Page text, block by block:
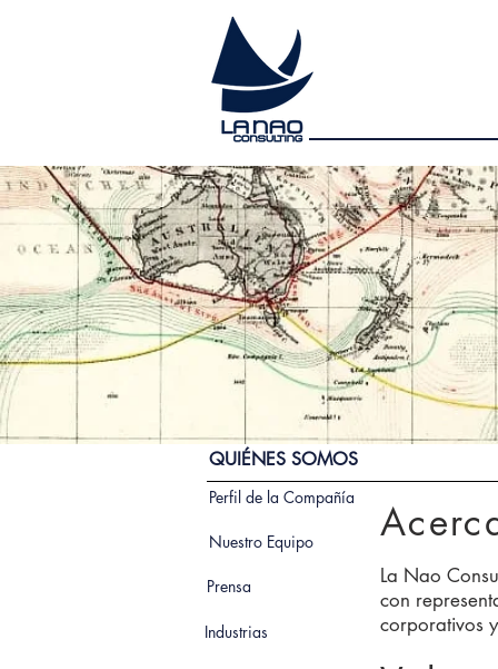
La Nao
con
corporativos
Perfil de la Compañía
QUIÉNES SOMOS
Nuestro Equipo
Prensa
Industrias